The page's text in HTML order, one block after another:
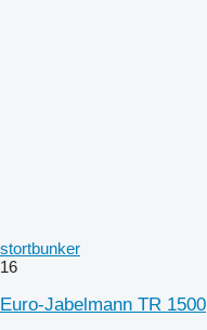
stortbunker
16
Euro-Jabelmann TR 1500